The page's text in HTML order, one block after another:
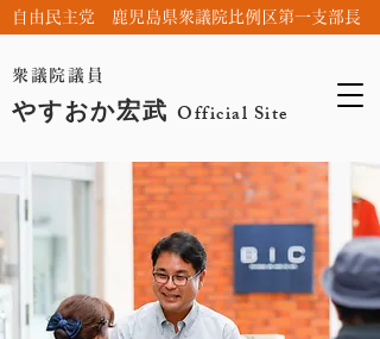
衆議院議員
やすおか宏武 Official Site
自由民主党 鹿児島県衆議院比例区第一支部長